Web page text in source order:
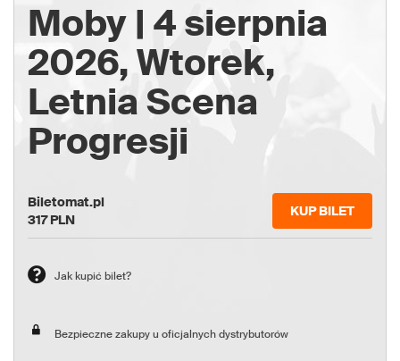
Moby | 4 sierpnia
2026, Wtorek,
Letnia Scena
Progresji
Biletomat.pl
317PLN
KUP BILET
Jak kupić bilet?
Bezpieczne zakupy u oficjalnych dystrybutorów